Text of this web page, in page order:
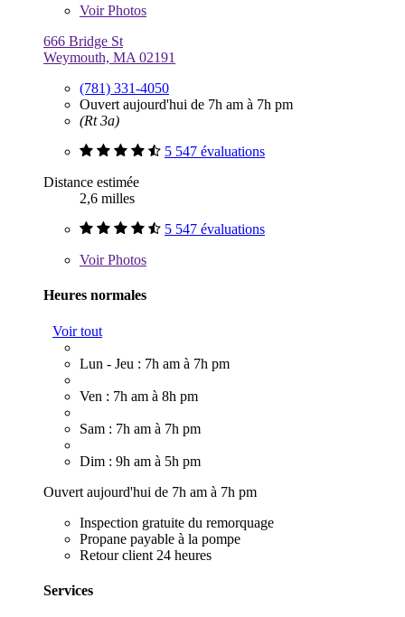
VoirPhotos
666 Bridge St
Weymouth, MA 02191
(781) 331-4050
Ouvert aujourd'hui de 7h am à 7h pm
(Rt 3a)
5 547 évaluations
Distance estimée
2,6 milles
5 547 évaluations
VoirPhotos
Heures normales
Voir tout
Lun - Jeu : 7h am à 7h pm
Ven : 7h am à 8h pm
Sam : 7h am à 7h pm
Dim : 9h am à 5h pm
Ouvert aujourd'hui de 7h am à 7h pm
Inspection gratuite du remorquage
Propane payable à la pompe
Retour client 24 heures
Services